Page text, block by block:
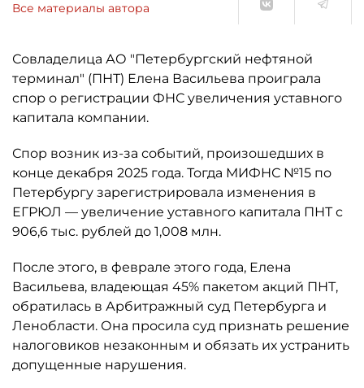
Все материалы автора
Совладелица АО "Петербургский нефтяной
терминал" (ПНТ) Елена Васильева проиграла
спор о регистрации ФНС увеличения уставного
капитала компании.
Спор возник из-за событий, произошедших в
конце декабря 2025 года. Тогда МИФНС №15 по
Петербургу зарегистрировала изменения в
ЕГРЮЛ — увеличение уставного капитала ПНТ с
906,6 тыс. рублей до 1,008 млн.
После этого, в феврале этого года, Елена
Васильева, владеющая 45% пакетом акций ПНТ,
обратилась в Арбитражный суд Петербурга и
Ленобласти. Она просила суд признать решение
налоговиков незаконным и обязать их устранить
допущенные нарушения.